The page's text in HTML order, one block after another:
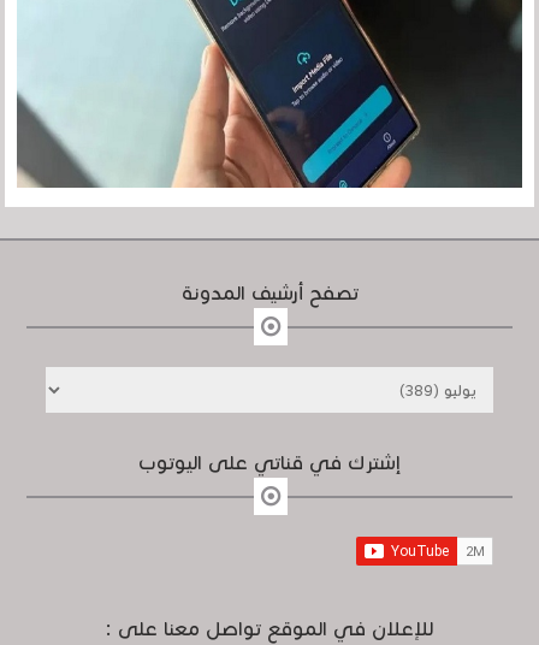
تصفح أرشيف المدونة
إشترك في قناتي على اليوتوب
للإعلان في الموقع تواصل معنا على :